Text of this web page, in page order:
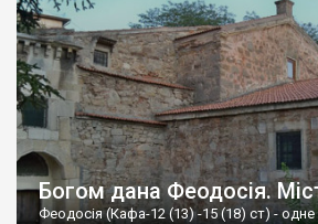
Богом дана Феодосія.
Феодосія (Кафа-12 (13) -15 (18) ст) - одне